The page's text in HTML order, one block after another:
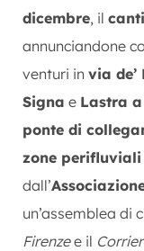
dicembre, il
annunciandone
venturi in via de’
Signa e Lastra
ponte di
zone perifluviali
dall’
un’assemblea di
Firenzee il